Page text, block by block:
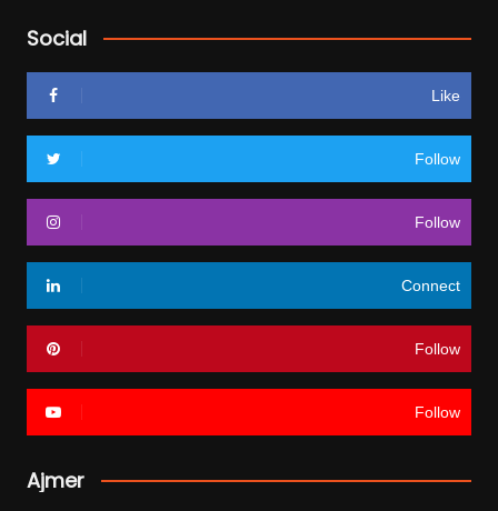
Social
Like
Follow
Follow
Connect
Follow
Follow
Ajmer